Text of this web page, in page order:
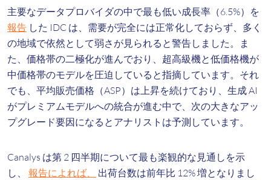
主要なデータプロバイダの中で最も低い成長率（6.5%）を
報告 した IDC は、需要が完全には正常化しておらず、多く
の地域で依然として弱さが見られると警告しました。ま
た、価格帯の二極化が進んでおり、超高級機と低価格機が
中価格帯のモデルを圧迫していると指摘しています。それ
でも、平均販売価格（ASP）は上昇を続けており、生成 AI
がプレミアムモデルへの統合が進む中で、次の大きなアッ
プグレード要因になるとアナリストは予測しています。
Canalys は第 2 四半期について最も楽観的な見通しを示
し、 報告によれば、
出荷台数は前年比 12% 増となりまし